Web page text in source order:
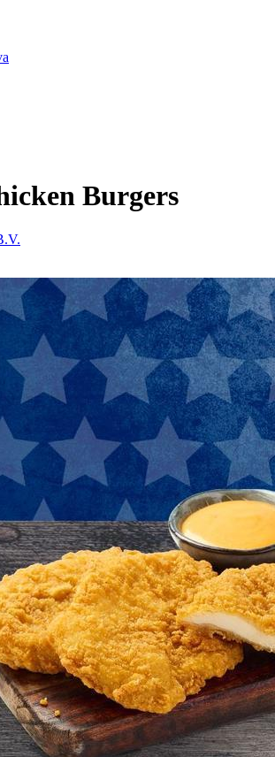
Burgers